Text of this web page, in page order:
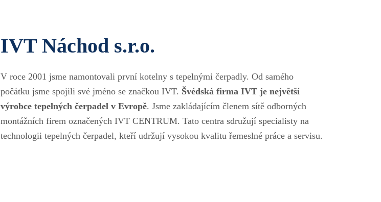
IVT Náchod s.r.o.
V roce 2001 jsme namontovali první kotelny s tepelnými čerpadly. Od samého
počátku jsme spojili své jméno se značkou IVT. Švédská firma IVT je největší
výrobce tepelných čerpadel v Evropě. Jsme zakládajícím členem sítě odborných
montážních firem označených IVT CENTRUM. Tato centra sdružují specialisty na
technologii tepelných čerpadel, kteří udržují vysokou kvalitu řemeslné práce a servisu.